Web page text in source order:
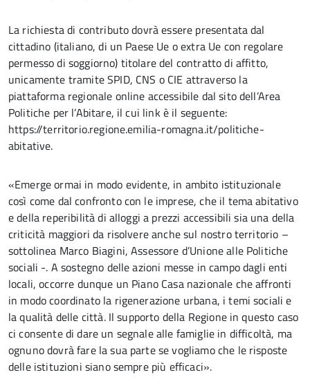
La richiesta di contributo dovrà essere presentata dal
cittadino (italiano, di un Paese Ue o extra Ue con regolare
permesso di soggiorno) titolare del contratto di affitto,
unicamente tramite SPID, CNS o CIE attraverso la
piattaforma regionale online accessibile dal sito dell’Area
Politiche per l’Abitare, il cui link è il seguente:
https://territorio.regione.emilia-romagna.it/politiche-
abitative.
«Emerge ormai in modo evidente, in ambito istituzionale
così come dal confronto con le imprese, che il tema abitativo
e della reperibilità di alloggi a prezzi accessibili sia una della
criticità maggiori da risolvere anche sul nostro territorio –
sottolinea Marco Biagini, Assessore d’Unione alle Politiche
sociali -. A sostegno delle azioni messe in campo dagli enti
locali, occorre dunque un Piano Casa nazionale che affronti
in modo coordinato la rigenerazione urbana, i temi sociali e
la qualità delle città. Il supporto della Regione in questo caso
ci consente di dare un segnale alle famiglie in difficoltà, ma
ognuno dovrà fare la sua parte se vogliamo che le risposte
delle istituzioni siano sempre più efficaci».